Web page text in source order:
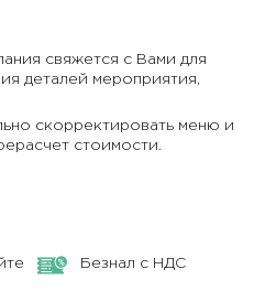
свяжется с Вами для
деталей мероприятия,
скорректировать меню и
стоимости.
Безнал с НДС